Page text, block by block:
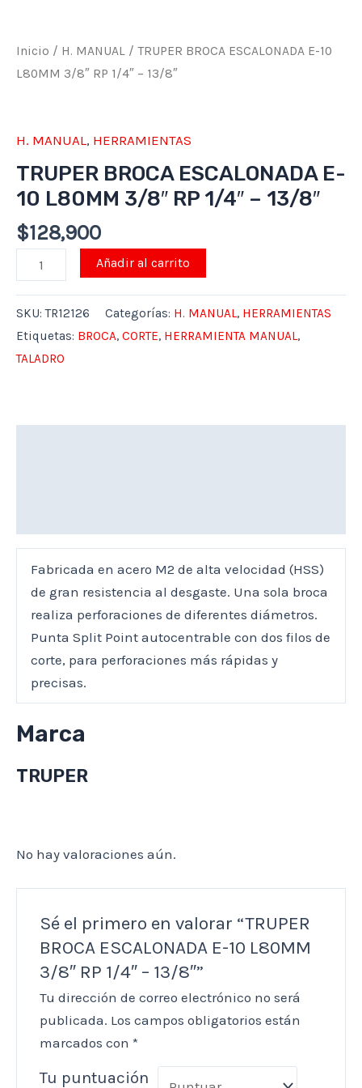
Inicio / H. MANUAL / TRUPER BROCA ESCALONADA E-10
L80MM 3/8″ RP 1/4″ – 13/8″
H. MANUAL, HERRAMIENTAS
TRUPER BROCA ESCALONADA E-
10 L80MM 3/8″ RP 1/4″ – 13/8″
$128,900
13/8"
cantidad
Añadir al carrito
SKU:TR12126 Categorías: H. MANUAL, HERRAMIENTAS
Etiquetas: BROCA, CORTE, HERRAMIENTA MANUAL,
TALADRO
Fabricada en acero M2 de alta velocidad (HSS)
de gran resistencia al desgaste. Una sola broca
realiza perforaciones de diferentes diámetros.
Punta Split Point autocentrable con dos filos de
corte, para perforaciones más rápidas y
precisas.
Marca
TRUPER
No hay valoraciones aún.
Sé el primero en valorar “TRUPER
BROCA ESCALONADA E-10 L80MM
3/8″ RP 1/4″ – 13/8″”
Tu dirección de correo electrónico no será
publicada. Los campos obligatorios están
marcados con*
Tu puntuación